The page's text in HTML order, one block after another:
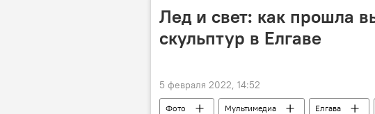
Лед и свет: как прошла
скульптур в Елгаве
5 февраля 2022, 14:52
Фото Мультимедиа Елгава